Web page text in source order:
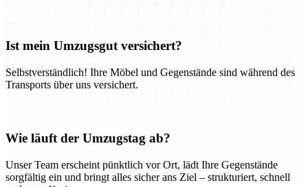
Ist mein Umzugsgut versichert?
Selbstverständlich! Ihre Möbel und Gegenstände sind während des
Transports über uns versichert.
Wie läuft der Umzugstag ab?
Unser Team erscheint pünktlich vor Ort, lädt Ihre Gegenstände
sorgfältig ein und bringt alles sicher ans Ziel – strukturiert, schnell